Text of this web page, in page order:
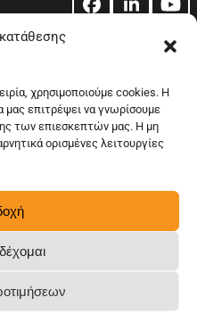
χρησιμοποιούμε cookies. Η
επιτρέψει να γνωρίσουμε
των επιεσκεπτών μας. Η μη
ορισμένες λειτουργίες
Facebook
LinkedIn